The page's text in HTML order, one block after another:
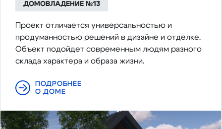
ДОМОВЛАДЕНИЕ №13
Проект отличается универсальностью и
продуманностью решений в дизайне и отделке.
Объект подойдет современным людям разного
склада характера и образа жизни.
ПОДРОБНЕЕ
О ДОМЕ